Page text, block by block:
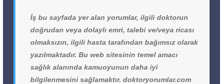
İş bu sayfada yer alan yorumlar, ilgili doktorun
doğrudan veya dolaylı emri, talebi ve/veya ricası
olmaksızın, ilgili hasta tarafından bağımsız olarak
yazılmaktadır. Bu web sitesinin temel amacı
sağlık alanında kamuoyunun daha iyi
bilgilenmesini sağlamaktır. doktoryorumlar.com